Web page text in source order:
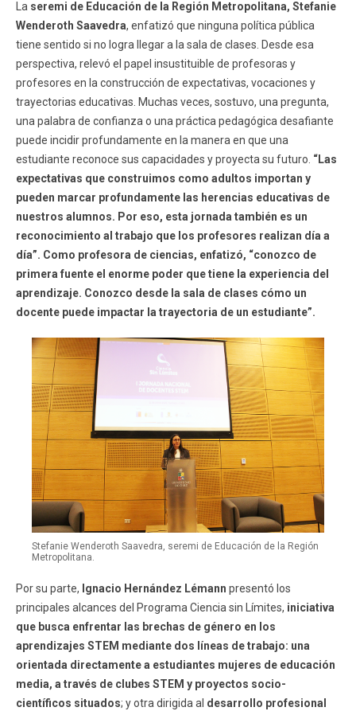
La seremi de Educación de la Región Metropolitana, Stefanie
Wenderoth Saavedra, enfatizó que ninguna política pública
tiene sentido si no logra llegar a la sala de clases. Desde esa
perspectiva, relevó el papel insustituible de profesoras y
profesores en la construcción de expectativas, vocaciones y
trayectorias educativas. Muchas veces, sostuvo, una pregunta,
una palabra de confianza o una práctica pedagógica desafiante
puede incidir profundamente en la manera en que una
estudiante reconoce sus capacidades y proyecta su futuro. “Las
expectativas que construimos como adultos importan y
pueden marcar profundamente las herencias educativas de
nuestros alumnos. Por eso, esta jornada también es un
reconocimiento al trabajo que los profesores realizan día a
día”. Como profesora de ciencias, enfatizó, “conozco de
primera fuente el enorme poder que tiene la experiencia del
aprendizaje. Conozco desde la sala de clases cómo un
docente puede impactar la trayectoria de un estudiante”.
Stefanie Wenderoth Saavedra, seremi de Educación de la Región
Metropolitana.
Por su parte, Ignacio Hernández Lémann presentó los
principales alcances del Programa Ciencia sin Límites, iniciativa
que busca enfrentar las brechas de género en los
aprendizajes STEM mediante dos líneas de trabajo: una
orientada directamente a estudiantes mujeres de educación
media, a través de clubes STEM y proyectos socio-
científicos situados; y otra dirigida al desarrollo profesional